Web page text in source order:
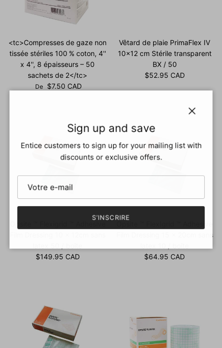
<tc>Compresses de gaze non
tissée stériles 100 % coton, 4''
x 4'', 8 épaisseurs – 50
sachets de 2</tc>
Prix habituel
De $7.50 CAD
Vêtard de plaie PrimaFlex IV
10x12 cm Stérile transparent
BX / 50
Prix habituel
$52.95 CAD
Prix habituel
$149.95 CAD
Film Dressing 15 x 20cm sans
Prix habituel
$64.95 CAD
Sign up and save
Entice customers to sign up for your mailing list with
discounts or exclusive offers.
S’INSCRIRE